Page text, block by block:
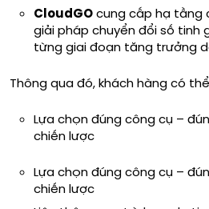
CloudGOcung cấp hạ tầng
giải pháp chuyển đổi số tinh
từng giai đoạn tăng trưởng
Thông qua đó, khách hàng có
Lựa chọn đúng công cụ –
chiến lược
Lựa chọn đúng công cụ –
chiến lược